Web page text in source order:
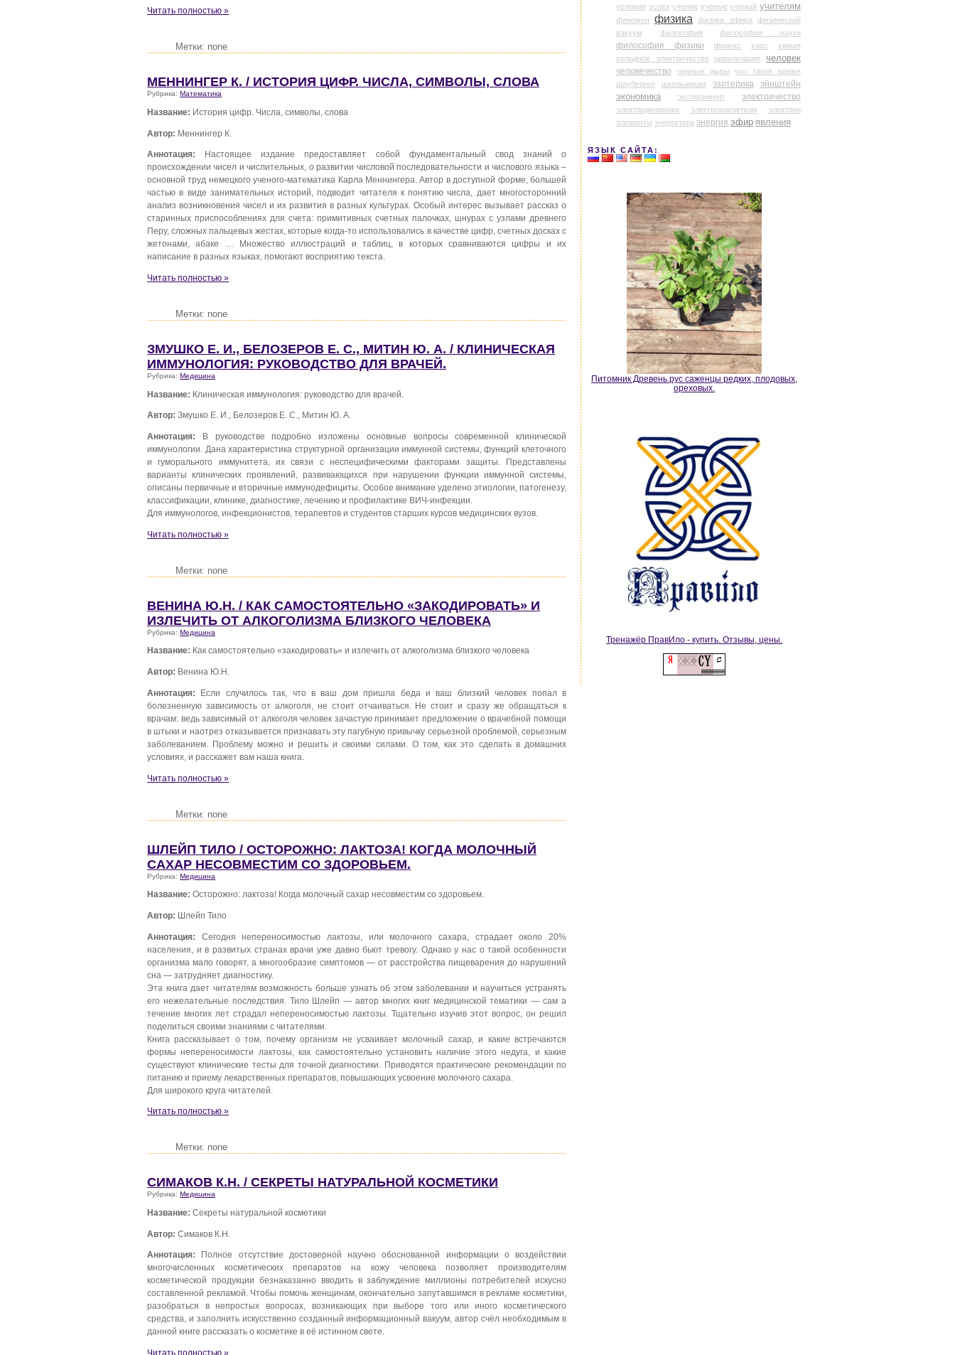
Читать полностью »
Метки: none
МЕННИНГЕР К. / ИСТОРИЯ ЦИФР. ЧИСЛА, СИМВОЛЫ, СЛОВА
Рубрика: Математика
Название: История цифр. Числа, символы, слова
Автор: Меннингер К.
Аннотация: Настоящее издание предоставляет собой фундаментальный свод знаний о
происхождении чисел и числительных, о развитии числовой последовательности и числового языка –
основной труд немецкого ученого-математика Карла Меннингера. Автор в доступной форме, большей
частью в виде занимательных историй, подводит читателя к понятию числа, дает многосторонний
анализ возникновения чисел и их развития в разных культурах. Особый интерес вызывает рассказ о
старинных приспособлениях для счета: примитивных счетных палочках, шнурах с узлами древнего
Перу, сложных пальцевых жестах, которые когда-то использовались в качестве цифр, счетных досках с
жетонами, абаке … Множество иллюстраций и таблиц, в которых сравниваются цифры и их
написание в разных языках, помогают восприятию текста.
Читать полностью »
Метки: none
ЗМУШКО Е. И., БЕЛОЗЕРОВ Е. С., МИТИН Ю. А. / КЛИНИЧЕСКАЯ
ИММУНОЛОГИЯ: РУКОВОДСТВО ДЛЯ ВРАЧЕЙ.
Рубрика: Медицина
Название: Клиническая иммунология: руководство для врачей.
Автор: Змушко Е. И., Белозеров Е. С., Митин Ю. А.
Аннотация: В руководстве подробно изложены основные вопросы современной клинической
иммунологии. Дана характеристика структурной организации иммунной системы, функций клеточного
и гуморального иммунитета, их связи с неспецифическими факторами защиты. Представлены
варианты клинических проявлений, развивающихся при нарушении функции иммунной системы,
описаны первичные и вторичные иммунодефициты. Особое внимание уделено этиологии, патогенезу,
классификации, клинике, диагностике, лечению и профилактике ВИЧ-инфекции.
Для иммунологов, инфекционистов, терапевтов и студентов старших курсов медицинских вузов.
Читать полностью »
Метки: none
ВЕНИНА Ю.Н. / КАК САМОСТОЯТЕЛЬНО «ЗАКОДИРОВАТЬ» И
ИЗЛЕЧИТЬ ОТ АЛКОГОЛИЗМА БЛИЗКОГО ЧЕЛОВЕКА
Рубрика: Медицина
Название: Как самостоятельно «закодировать» и излечить от алкоголизма близкого человека
Автор: Венина Ю.Н.
Аннотация: Если случилось так, что в ваш дом пришла беда и ваш близкий человек попал в
болезненную зависимость от алкоголя, не стоит отчаиваться. Не стоит и сразу же обращаться к
врачам: ведь зависимый от алкоголя человек зачастую принимает предложение о врачебной помощи
в штыки и наотрез отказывается признавать эту пагубную привычку серьезной проблемой, серьезным
заболеванием. Проблему можно и решить и своими силами. О том, как это сделать в домашних
условиях, и расскажет вам наша книга.
Читать полностью »
Метки: none
ШЛЕЙП ТИЛО / ОСТОРОЖНО: ЛАКТОЗА! КОГДА МОЛОЧНЫЙ
САХАР НЕСОВМЕСТИМ СО ЗДОРОВЬЕМ.
Рубрика: Медицина
Название: Осторожно: лактоза! Когда молочный сахар несовместим со здоровьем.
Автор: Шлейп Тило
Аннотация: Сегодня непереносимостью лактозы, или молочного сахара, страдает около 20%
населения, и в развитых странах врачи уже давно бьют тревогу. Однако у нас о такой особенности
организма мало говорят, а многообразие симптомов — от расстройства пищеварения до нарушений
сна — затрудняет диагностику.
Эта книга дает читателям возможность больше узнать об этом заболевании и научиться устранять
его нежелательные последствия. Тило Шлейп — автор многих книг медицинской тематики — сам а
течение многих лет страдал непереносимостью лактозы. Тщательно изучив этот вопрос, он решил
поделиться своими знаниями с читателями.
Книга рассказывает о том, почему организм не усваивает молочный сахар, и какие встречаются
формы непереносимости лактозы, как самостоятельно установить наличие этого недуга, и какие
существуют клинические тесты для точной диагностики. Приводятся практические рекомендации по
питанию и приему лекарственных препаратов, повышающих усвоение молочного сахара.
Для широкого круга читателей.
Читать полностью »
Метки: none
СИМАКОВ К.Н. / СЕКРЕТЫ НАТУРАЛЬНОЙ КОСМЕТИКИ
Рубрика: Медицина
Название: Секреты натуральной косметики
Автор: Симаков К.Н.
Аннотация: Полное отсутствие достоверной научно обоснованной информации о воздействии
многочисленных косметических препаратов на кожу человека позволяет производителям
косметической продукции безнаказанно вводить в заблуждение миллионы потребителей искусно
составленной рекламой. Чтобы помочь женщинам, окончательно запутавшимся в рекламе косметики,
разобраться в непростых вопросах, возникающих при выборе того или иного косметического
средства, и заполнить искусственно созданный информационный вакуум, автор счёл необходимым в
данной книге рассказать о косметике в её истинном свете.
Читать полностью »
условия успех учение ученые ученый учителям
феномен физика физика эфира
физический
вакуум
философия философия науки
философия физики форекс хаос
химия
холодное электричество
цивилизация человек
человечество черные дыры
что такое время
шаубергер
школьникам эзотерика
эйнштейн
экономика
эксперимент электричество
электродинамика электромагнетизм
электрон
элементы энергетика энергия эфир явления
ЯЗЫК САЙТА:
Питомник Древень.рус саженцы редких, плодовых,
ореховых.
Тренажёр ПравИло - купить. Отзывы, цены.